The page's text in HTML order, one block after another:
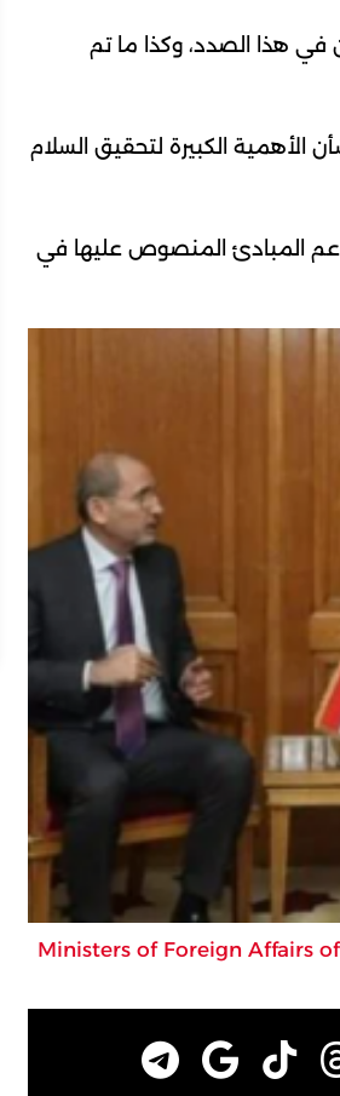
في هذا الصدد، وكذا ما تم
الأهمية الكبيرة لتحقيق السلام
ودعم المبادئ المنصوص عليها في
Ministers of Foreign Affairs